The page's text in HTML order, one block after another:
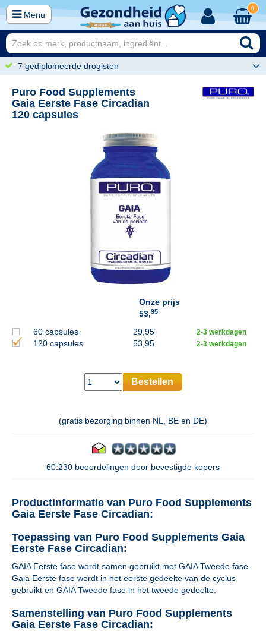
Menu
0
7 gediplomeerde drogisten
Puro Food Supplements
Gaia Eerste Fase Circadian
120 capsules
Onze prijs
53,95
60 capsules 29,95 2-3 werkdagen
120 capsules 53,95 2-3 werkdagen
Bestellen
(gratis bezorging binnen NL, BE en DE)
60.230 beoordelingen door bevestigde kopers
Productinformatie van Puro Food Supplements
Gaia Eerste Fase Circadian:
Toepassing van Puro Food Supplements Gaia
Eerste Fase Circadian:
GAIA Eerste fase wordt samen gebruikt met GAIA Tweede fase.
Gaia Eerste fase wordt in het eerste gedeelte van de cyclus
gebruikt en GAIA Tweede fase in het tweede gedeelte.
Samenstelling van Puro Food Supplements
Gaia Eerste Fase Circadian: